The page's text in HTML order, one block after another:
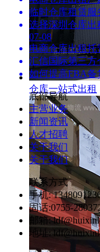
仓库一站式出租
临时仓库租赁
选择深圳仓库出
07-08
电商仓库出租
汇信国际第三
如何提高FBA备
底部导航
主营业务
新闻资讯
人才招聘
关于我们
关于我们
联系方式
手机:
固话:0755-
邮箱:
地址: